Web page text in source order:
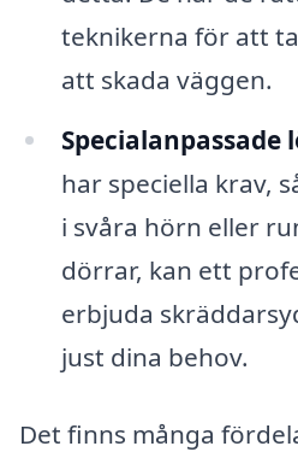
teknikerna för att
att skada väggen.
Specialanpassade
har speciella krav,
i svåra hörn eller
dörrar, kan ett
erbjuda
just dina behov.
Det finns många